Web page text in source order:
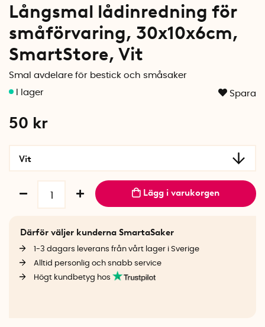
Långsmal lådinredning för
småförvaring, 30x10x6cm,
SmartStore, Vit
Smal avdelare för bestick och småsaker
Spara
50 kr
Vit
Lägg i varukorgen
Därför väljer kunderna SmartaSaker
1-3 dagars leverans från vårt lager i Sverige
Alltid personlig och snabb service
Högt kundbetyg hos